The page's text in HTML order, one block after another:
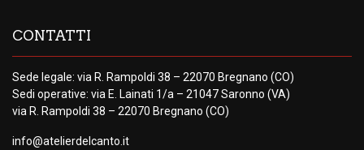
CONTATTI
Sede legale: via R. Rampoldi 38 – 22070 Bregnano (CO)
Sedi operative: via E. Lainati 1/a – 21047 Saronno (VA)
via R. Rampoldi 38 – 22070 Bregnano (CO)
info@atelierdelcanto.it